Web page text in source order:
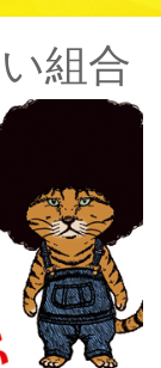
組合